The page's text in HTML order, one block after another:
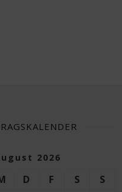
2026
D F S S